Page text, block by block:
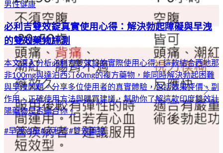
男性健康
必利吉雙效錠真實使用心得：解決勃起障礙與早洩
的雙效藥物評測
本文深入分析必利吉雙效錠的實際使用心得，這款結合西地那
非100mg與達泊西汀60mg的複方藥物，能同時解決勃起困難
與早洩問題。分享多位使用者的真實體驗，包括效果評價、副
作用、正確使用方法與購買建議，幫助你了解這款印度雙效壯
陽藥物是否適合你。
#早洩治療#必利吉#雙效藥物